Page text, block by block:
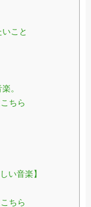
こと
。
ちら
い音楽】
ちら